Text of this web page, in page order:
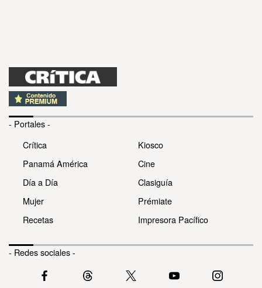
- Portales -
Crítica
Panamá América
Día a Día
Mujer
Recetas
Kiosco
Cine
Clasiguía
Prémiate
Impresora Pacífico
- Redes sociales -